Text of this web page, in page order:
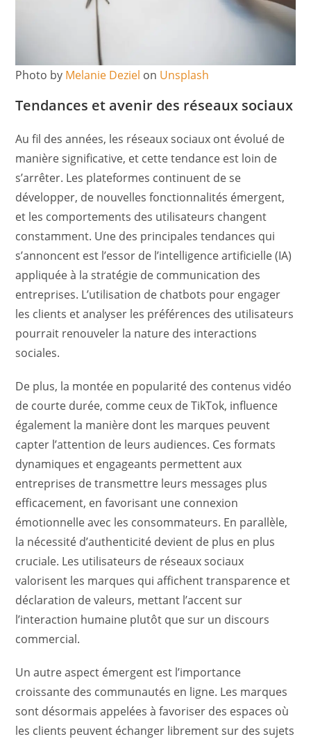
Photo by Melanie Deziel on Unsplash
Tendances et avenir des réseaux sociaux
Au fil des années, les réseaux sociaux ont évolué de
manière significative, et cette tendance est loin de
s’arrêter. Les plateformes continuent de se
développer, de nouvelles fonctionnalités émergent,
et les comportements des utilisateurs changent
constamment. Une des principales tendances qui
s’annoncent est l’essor de l’intelligence artificielle (IA)
appliquée à la stratégie de communication des
entreprises. L’utilisation de chatbots pour engager
les clients et analyser les préférences des utilisateurs
pourrait renouveler la nature des interactions
sociales.
De plus, la montée en popularité des contenus vidéo
de courte durée, comme ceux de TikTok, influence
également la manière dont les marques peuvent
capter l’attention de leurs audiences. Ces formats
dynamiques et engageants permettent aux
entreprises de transmettre leurs messages plus
efficacement, en favorisant une connexion
émotionnelle avec les consommateurs. En parallèle,
la nécessité d’authenticité devient de plus en plus
cruciale. Les utilisateurs de réseaux sociaux
valorisent les marques qui affichent transparence et
déclaration de valeurs, mettant l’accent sur
l’interaction humaine plutôt que sur un discours
commercial.
Un autre aspect émergent est l’importance
croissante des communautés en ligne. Les marques
sont désormais appelées à favoriser des espaces où
les clients peuvent échanger librement sur des sujets